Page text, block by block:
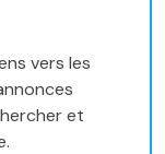
vers les
et